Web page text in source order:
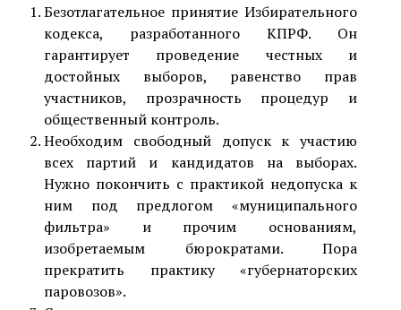
Безотлагательное принятие Избирательного
кодекса, разработанного КПРФ. Он
гарантирует проведение честных и
достойных выборов, равенство прав
участников, прозрачность процедур и
общественный контроль.
Необходим свободный допуск к участию
всех партий и кандидатов на выборах.
Нужно покончить с практикой недопуска к
ним под предлогом «муниципального
фильтра» и прочим основаниям,
изобретаемым бюрократами. Пора
прекратить практику «губернаторских
паровозов».